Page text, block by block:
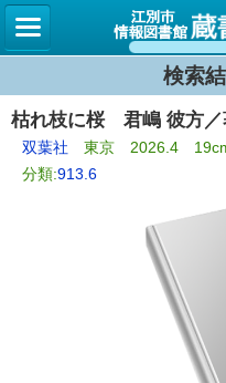
検索
枯れ枝に桜 君嶋 彼方／
双葉社 東京 2026.4
分類:913.6